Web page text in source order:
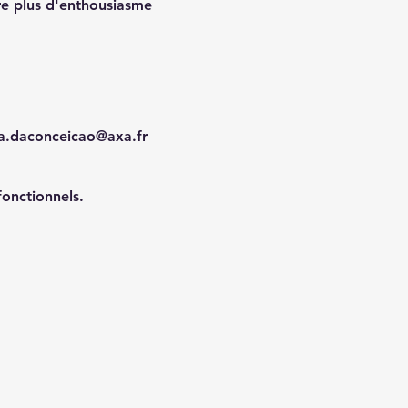
plus d'enthousiasme